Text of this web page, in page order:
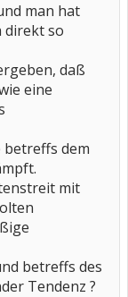
man hat
direkt so
daß
eine
betreffs dem
mit
betreffs des
Tendenz ?